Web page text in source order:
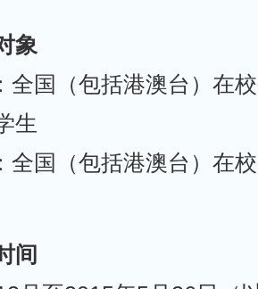
象
全国（包括港澳台）在
生
全国（包括港澳台）在
间